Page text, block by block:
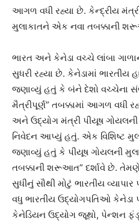
આગળ વધી રહ્યા છે. કેન્દ્રીય
મુલાકાતને એક નવા તબક્કાની
ભારત અને કેનેડા વચ્ચે લાંબા
સુધરી રહ્યા છે. કેનેડામાં
જણાવ્યું હતું કે બંને દેશો વચ્ચેના
મૈત્રીપૂર્ણ” તબક્કામાં આગળ વધી
અને ઉદ્યોગ મંત્રી પીયૂષ
નિવેદન આપ્યું હતું. એક વિશિષ્ટ
જણાવ્યું હતું કે પીયૂષ ગોયલની
તબક્કાની શરૂઆત” દર્શાવે છે.
સુધીનું સૌથી મોટું ભારતીય
વધુ ભારતીય ઉદ્યોગપતિઓ કેનેડા
કેનેડિયન ઉદ્યોગ જૂથો, પેન્શન